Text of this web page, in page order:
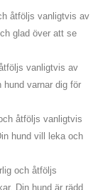
åtföljs vanligtvis av
glad över att se
vanligtvis av
varnar dig för
åtföljs vanligtvis
hund vill leka och
och åtföljs
Din hund är rädd